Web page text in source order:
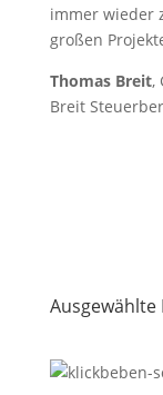
immer wieder
großen
Thomas Breit,
Breit